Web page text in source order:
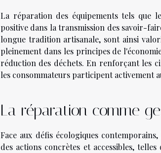
La réparation des équipements tels que
positive dans la transmission des savoir-
longue tradition artisanale, sont ainsi
pleinement dans les principes de
réduction des déchets. En renforçant les
les consommateurs participent activement
La réparation comme
Face aux défis écologiques
des actions concrètes et accessibles,